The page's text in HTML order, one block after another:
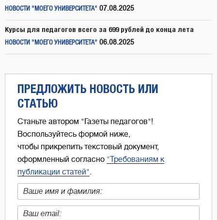
НОВОСТИ "МОЕГО УНИВЕРСИТЕТА" 07.08.2025
Курсы для педагогов всего за 699 рублей до конца лета
НОВОСТИ "МОЕГО УНИВЕРСИТЕТА" 06.08.2025
ПРЕДЛОЖИТЬ НОВОСТЬ ИЛИ
СТАТЬЮ
Станьте автором "Газеты педагогов"!
Воспользуйтесь формой ниже,
чтобы прикрепить текстовый документ,
оформленный согласно "Требованиям к
публикации статей"